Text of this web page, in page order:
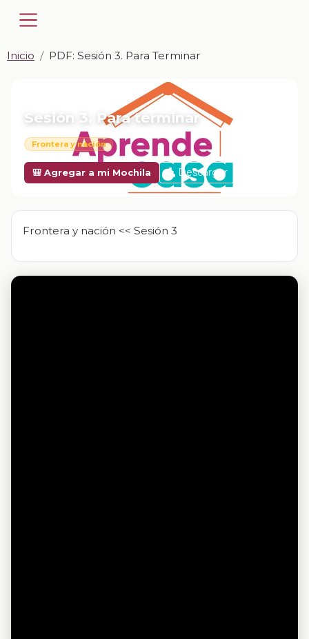
Inicio PDF: Sesión 3. Para Terminar
Sesión 3. Para terminar
Frontera y nación
🎒 Agregar a mi Mochila Descargar
Frontera y nación << Sesión 3